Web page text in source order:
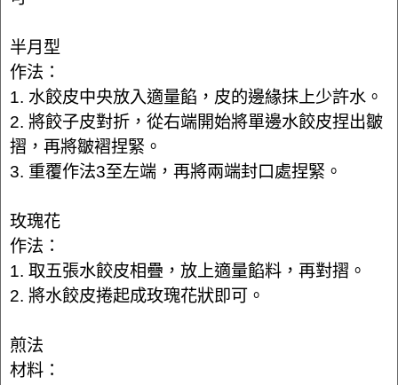
半月型
作法：
1. 水餃皮中央放入適量餡，皮的邊緣抹上少許水。
2. 將餃子皮對折，從右端開始將單邊水餃皮捏出皺
摺，再將皺褶捏緊。
3. 重覆作法3至左端，再將兩端封口處捏緊。
玫瑰花
作法：
1. 取五張水餃皮相疊，放上適量餡料，再對摺。
2. 將水餃皮捲起成玫瑰花狀即可。
煎法
材料：